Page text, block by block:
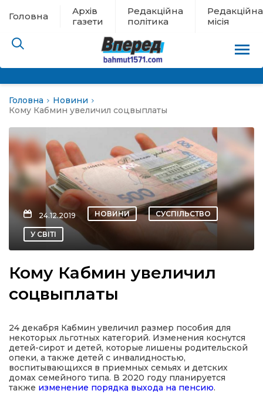
Головна
Архів
газети
Редакційна
політика
Редакційна
місія
евакуації
новини
політика
Головна
Новини
Кому Кабмин увеличил соцвыплаты
24.12.2019 НОВИНИ СУСПІЛЬСТВО
У СВІТІ
Кому Кабмин увеличил
соцвыплаты
24 декабря Кабмин увеличил размер пособия для
некоторых льготных категорий. Изменения коснутся
детей-сирот и детей, которые лишены родительской
опеки, а также детей с инвалидностью,
воспитывающихся в приемных семьях и детских
домах семейного типа. В 2020 году планируется
также изменение порядка выхода на пенсию.